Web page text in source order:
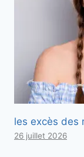
les excès des
26 juillet 2026